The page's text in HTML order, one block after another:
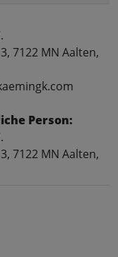
7122 MN Aalten,
Person:
7122 MN Aalten,